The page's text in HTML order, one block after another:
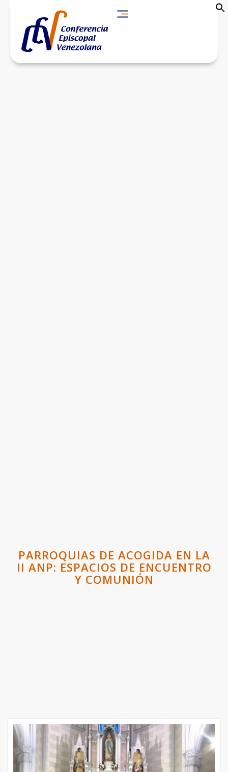
PARROQUIAS DE ACOGIDA EN LA
II ANP: ESPACIOS DE ENCUENTRO
Y COMUNIÓN